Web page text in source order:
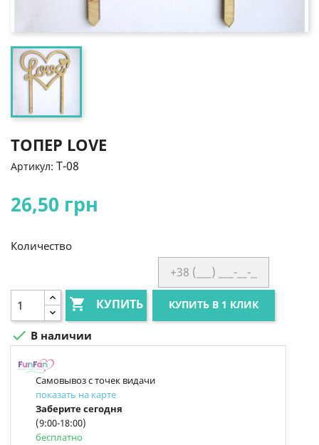
ТОПЕР LOVE
Артикул: T-08
26,50 грн
Количество
 КУПИТЬ КУПИТЬ В 1 КЛИК
 В наличии
Самовывоз с точек видачи
показать на карте
Заберите сегодня
(9:00-18:00)
бесплатно